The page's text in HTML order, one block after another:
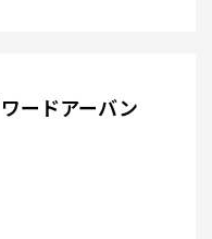
ードアーバン